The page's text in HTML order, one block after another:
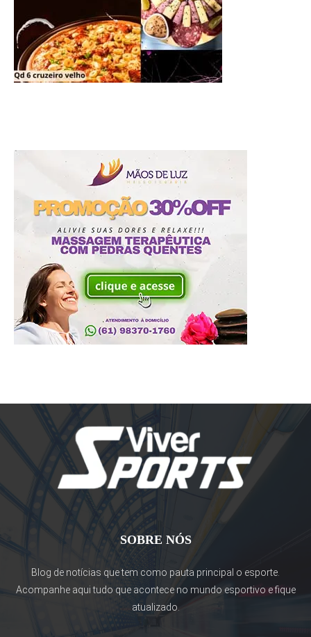
SOBRE NÓS
Blog de notícias que tem como pauta principal o esporte.
Acompanhe aqui tudo que acontece no mundo esportivo e fique
atualizado.